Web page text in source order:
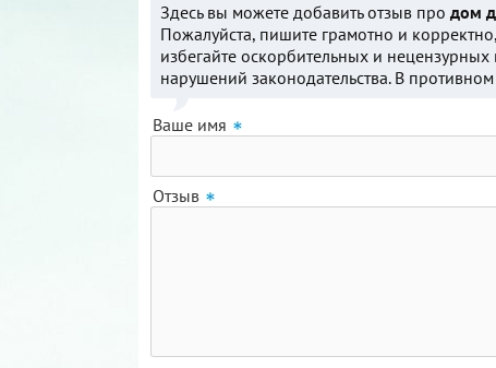
Здесь вы можете добавить отзыв про дом
Пожалуйста, пишите грамотно и
избегайте оскорбительных и
нарушений законодательства. В
Ваше имя
Отзыв